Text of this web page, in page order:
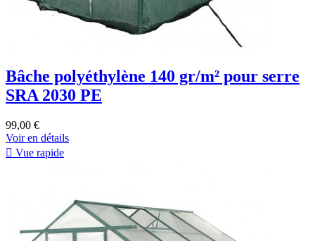
Bâche polyéthylène 140 gr/m² pour serre
SRA 2030 PE
99,00 €
Voir en détails
 Vue rapide